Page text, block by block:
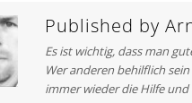
Published by
Es ist wichtig, dass man
Wer anderen behilflich
immer wieder die Hilfe und